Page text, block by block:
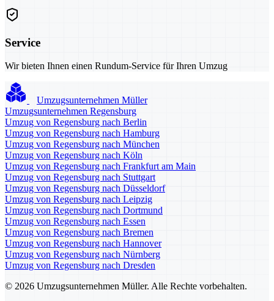
Service
Wir bieten Ihnen einen Rundum-Service für Ihren Umzug
Umzugsunternehmen Müller
Umzugsunternehmen Regensburg
Umzug von Regensburg nach Berlin
Umzug von Regensburg nach Hamburg
Umzug von Regensburg nach München
Umzug von Regensburg nach Köln
Umzug von Regensburg nach Frankfurt am Main
Umzug von Regensburg nach Stuttgart
Umzug von Regensburg nach Düsseldorf
Umzug von Regensburg nach Leipzig
Umzug von Regensburg nach Dortmund
Umzug von Regensburg nach Essen
Umzug von Regensburg nach Bremen
Umzug von Regensburg nach Hannover
Umzug von Regensburg nach Nürnberg
Umzug von Regensburg nach Dresden
© 2026 Umzugsunternehmen Müller. Alle Rechte vorbehalten.